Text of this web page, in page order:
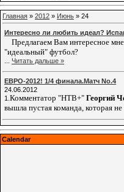
Главная » 2012 » Июнь » 24
Интересно ли любить идеал?
Предлагаем Вам интересное
"идеальный" футбол?
Читать дальше »
ЕВРО-2012! 1/4 финала.Матч No.4
24.06.2012
1. Комментатор "НТВ+" Георгий
вышла пустая команда, которая не
Calendar